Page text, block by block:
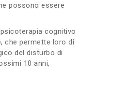
possono essere
cognitivo
che permette loro di
del disturbo di
10 anni,